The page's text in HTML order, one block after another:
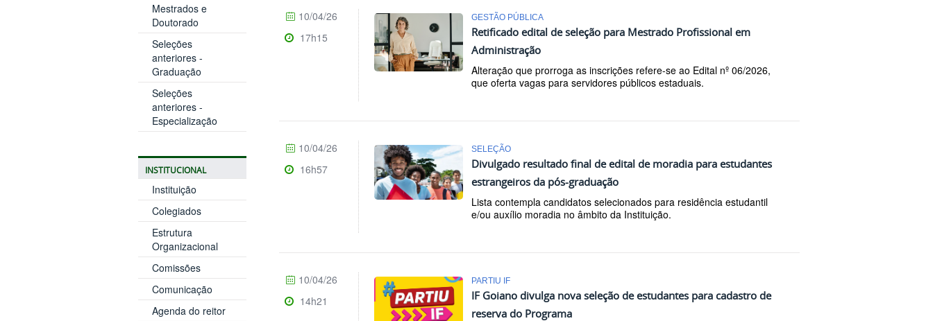
Mestrados e
Doutorado
Seleções
anteriores -
Graduação
Seleções
anteriores -
Especialização
INSTITUCIONAL
Instituição
Colegiados
Estrutura
Organizacional
Comissões
Comunicação
Agenda do reitor
GESTÃO PÚBLICA
Retificado edital de seleção para Mestrado Profissional em
Administração
Alteração que prorroga as inscrições refere-se ao Edital nº 06/2026,
que oferta vagas para servidores públicos estaduais.
10/04/26
17h15
SELEÇÃO
Divulgado resultado final de edital de moradia para estudantes
estrangeiros da pós-graduação
Lista contempla candidatos selecionados para residência estudantil
e/ou auxílio moradia no âmbito da Instituição.
10/04/26
16h57
PARTIU IF
IF Goiano divulga nova seleção de estudantes para cadastro de
reserva do Programa
10/04/26
14h21